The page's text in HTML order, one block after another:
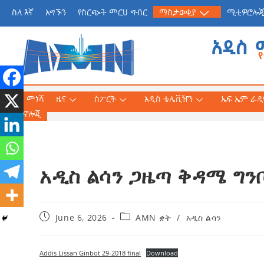
ስለ እኛ አግኙን የስርጭት መርሀ ግብር ማስታወቂያ ሚቲዎሮሎጂ
አዲስ
መነሻ ዜና ስፖርት አዲስ ቴሌቪዥን
የጠቅላይ ሚኒስትር ዐቢይ
«መደመር» መጽሐፍ
AmnAdmin
ኤፍ ኤም
ቴክኖሎጂ
አዲስ ልሳን ጋዜጣ ቅዳሜ
June 6, 2026 AMN ቋት / አዲስ ልሳን
Addis Lissan Ginbot 29-2018 final Download